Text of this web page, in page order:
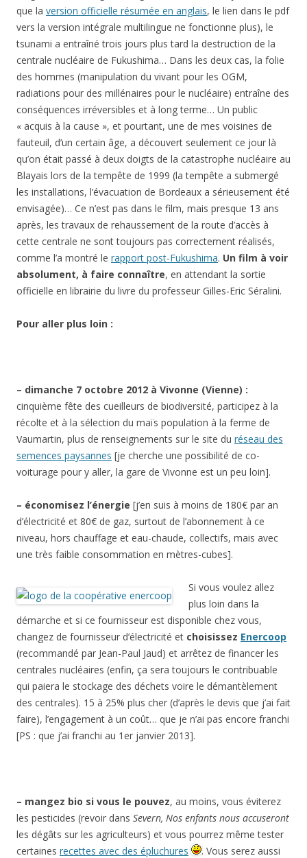
que la version officielle résumée en anglais, le lien dans le pdf
vers la version intégrale multilingue ne fonctionne plus), le
tsunami a entraîné trois jours plus tard la destruction de la
centrale nucléaire de Fukushima… Dans les deux cas, la folie
des hommes (manipulation du vivant pour les OGM,
radiations pour des millénaires pour le nucléaire) entraîne des
conséquences irréversibles et à long terme… Un public
« acquis à la cause », et pourtant, une de mes voisines de
fauteuil, d’un certain âge, a découvert seulement ce jour là
qu’on était passé à deux doigts de la catastrophe nucléaire au
Blayais lors de la tempête de 1999 (la tempête a submergé
les installations, l’évacuation de Bordeaux a sérieusement été
envisagée)… Ce n’est pas dans le film, mais presque 13 ans
après, les travaux de rehaussement de la route d’accès à
cette centrale ne sont toujours pas correctement réalisés,
comme l’a montré le rapport post-Fukushima. Un film à voir
absolument, à faire connaître, en attendant la sortie
officielle en librairie du livre du professeur Gilles-Eric Séralini.
Pour aller plus loin :
– dimanche 7 octobre 2012 à Vivonne (Vienne) :
cinquième fête des cueilleurs de biodiversité, participez à la
récolte et à la sélection du maïs population à la ferme de
Vaumartin, plus de renseignements sur le site du réseau des
semences paysannes [je cherche une possibilité de co-
voiturage pour y aller, la gare de Vivonne est un peu loin].
– économisez l’énergie [j’en suis à moins de 180€ par an
d’électricité et 80€ de gaz, surtout de l’abonnement à ce
niveau, hors chauffage et eau-chaude, collectifs, mais avec
une très faible consommation en mètres-cubes].
Si vous voulez allez
plus loin dans la
démarche et si ce fournisseur est disponible chez vous,
changez de fournisseur d’électricité et choisissez Enercoop
(recommandé par Jean-Paul Jaud) et arrêtez de financer les
centrales nucléaires (enfin, ça sera toujours le contribuable
qui paiera le stockage des déchets voire le démantèlement
des centrales). 15 à 25% plus cher (d’après le devis que j’ai fait
faire), l’engagement à un coût… que je n’ai pas encore franchi
[PS : que j’ai franchi au 1er janvier 2013].
– mangez bio si vous le pouvez, au moins, vous éviterez
les pesticides (revoir dans Severn, Nos enfants nous accuseront
les dégâts sur les agriculteurs) et vous pourrez même tester
certaines recettes avec des épluchures
. Vous serez aussi